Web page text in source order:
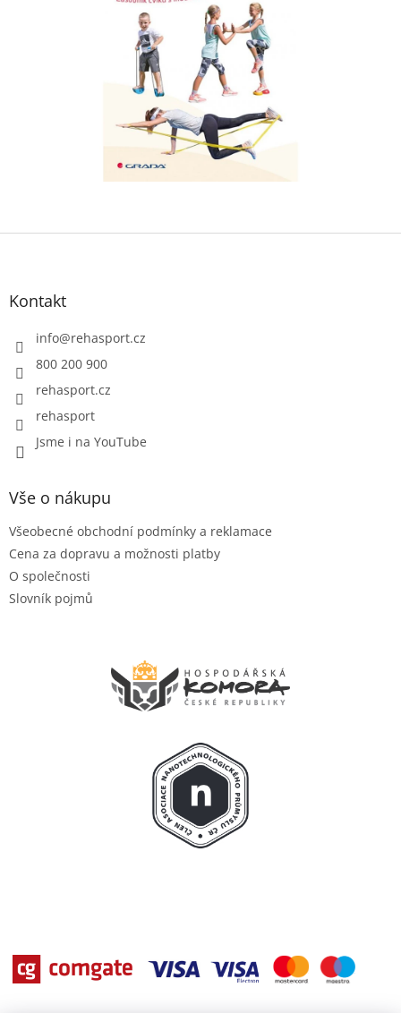
Z
Kontakt
info@rehasport.cz
800 200 900
rehasport.cz
rehasport
Jsme i na YouTube
Vše o nákupu
Všeobecné obchodní podmínky a reklamace
Cena za dopravu a možnosti platby
O společnosti
Slovník pojmů